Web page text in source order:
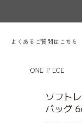
よくあるご質問はこちら
ONE-PIECE
ソフト
バッグ